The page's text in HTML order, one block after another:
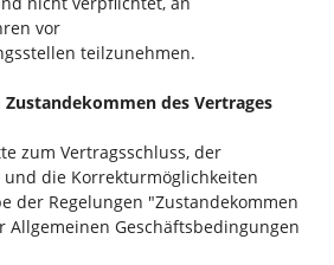
vor
teilzunehmen.
des Vertrages
zum Vertragsschluss, der
und die Korrekturmöglichkeiten
der Regelungen "Zustandekommen
Allgemeinen Geschäftsbedingungen